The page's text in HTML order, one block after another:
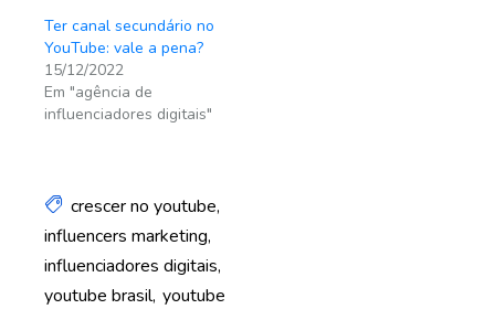
Ter canal secundário no
YouTube: vale a pena?
15/12/2022
Em "agência de
influenciadores digitais"
crescer no youtube
influencers marketing
influenciadores digitais
youtube brasil youtube